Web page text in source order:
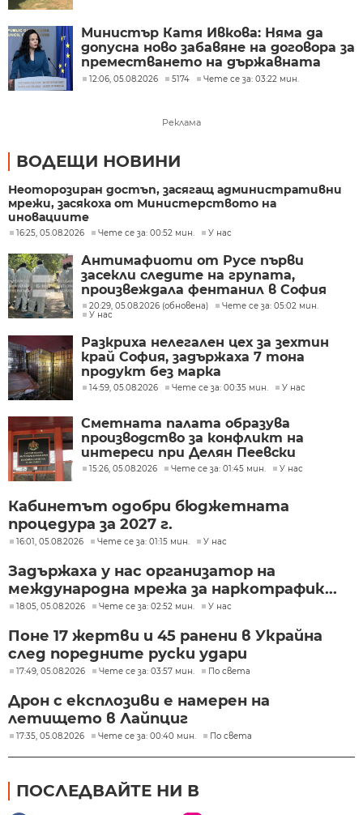
Министър Катя Ивкова: Няма да
допусна ново забавяне на договора за
преместването на държавната
психиатрия
12:06, 05.08.2026 5174 Чете се за: 03:22 мин.
Реклама
ВОДЕЩИ НОВИНИ
Неоторозиран достъп, засягащ административни
мрежи, засякоха от Министерството на
иновациите
16:25, 05.08.2026 Чете се за: 00:52 мин. У нас
Антимафиоти от Русе първи
засекли следите на групата,
произвеждала фентанил в София
20:29, 05.08.2026 (обновена)
Чете се за: 05:02 мин.
У нас
Разкриха нелегален цех за зехтин
край София, задържаха 7 тона
продукт без марка
14:59, 05.08.2026 Чете се за: 00:35 мин. У нас
Сметната палата образува
производство за конфликт на
интереси при Делян Пеевски
15:26, 05.08.2026 Чете се за: 01:45 мин. У нас
Кабинетът одобри бюджетната
процедура за 2027 г.
16:01, 05.08.2026 Чете се за: 01:15 мин. У нас
Задържаха у нас организатор на
международна мрежа за наркотрафик...
18:05, 05.08.2026 Чете се за: 02:52 мин. У нас
Поне 17 жертви и 45 ранени в Украйна
след поредните руски удари
17:49, 05.08.2026 Чете се за: 03:57 мин. По света
Дрон с експлозиви е намерен на
летището в Лайпциг
17:35, 05.08.2026 Чете се за: 00:40 мин. По света
ПОСЛЕДВАЙТЕ НИ В